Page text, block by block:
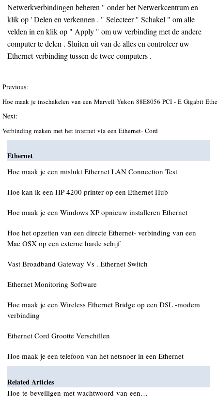
Netwerkverbindingen beheren " onder het Netwerkcentrum en
klik op ' Delen en verkennen . " Selecteer " Schakel " om alle
velden in en klik op " Apply " om uw verbinding met de andere
computer te delen . Sluiten uit van de alles en controleer uw
Ethernet-verbinding tussen de twee computers .
Previous:
Hoe maak je inschakelen van een Marvell Yukon 88E8056 PCI - E Gigabit
Next:
Verbinding maken met het internet via een Ethernet- Cord
Ethernet
Hoe maak je een mislukt Ethernet LAN Connection Test
Hoe kan ik een HP 4200 printer op een Ethernet Hub
Hoe maak je een Windows XP opnieuw installeren Ethernet
Hoe het opzetten van een directe Ethernet- verbinding van een
Mac OSX op een externe harde schijf
Vast Broadband Gateway Vs . Ethernet Switch
Ethernet Monitoring Software
Hoe maak je een Wireless Ethernet Bridge op een DSL -modem
verbinding
Ethernet Cord Grootte Verschillen
Hoe maak je een telefoon van het netsnoer in een Ethernet
Related Articles
Hoe te beveiligen met wachtwoord van een…